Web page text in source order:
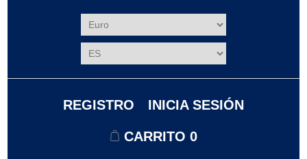
REGISTRO INICIA SESIÓN
CARRITO 0